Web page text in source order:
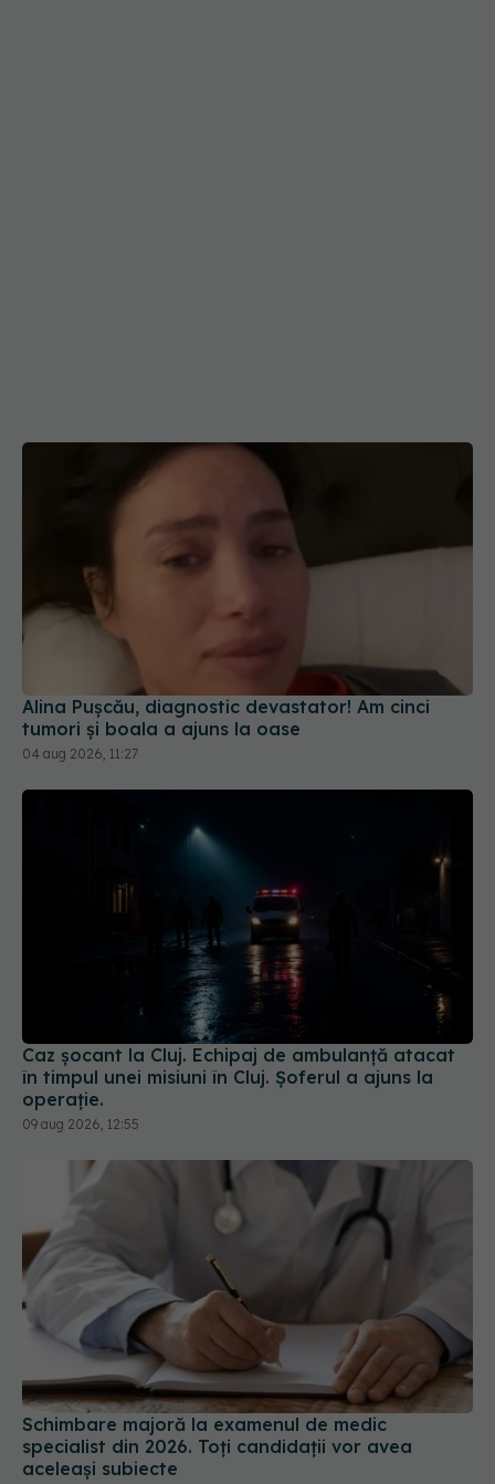
Alina Pușcău, diagnostic devastator! Am cinci
tumori și boala a ajuns la oase
04 aug 2026, 11:27
Caz șocant la Cluj. Echipaj de ambulanță atacat
în timpul unei misiuni în Cluj. Șoferul a ajuns la
operație.
09 aug 2026, 12:55
Schimbare majoră la examenul de medic
specialist din 2026. Toți candidații vor avea
aceleași subiecte